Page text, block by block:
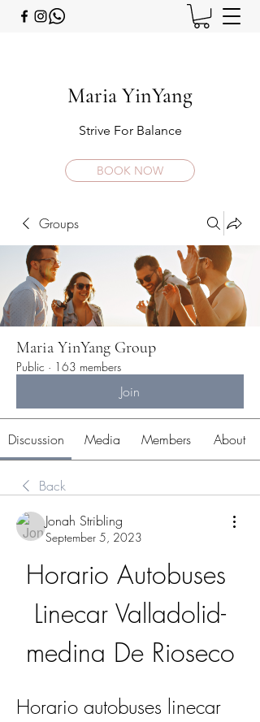
Maria YinYang
Strive For Balance
BOOK NOW
Groups
Maria YinYang Group
Public · 163 members
Join
Discussion Media Members About
Back
Jonah Stribling
September 5, 2023
Horario Autobuses
Linecar Valladolid-
medina De Rioseco
Horario autobuses linecar